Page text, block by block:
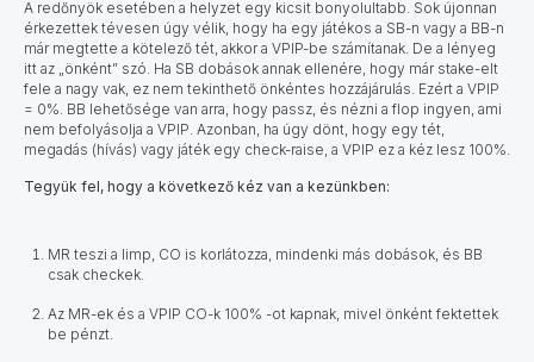
A redőnyök esetében a helyzet egy kicsit bonyolultabb. Sok újonnan
érkezettek tévesen úgy vélik, hogy ha egy játékos a SB-n vagy a BB-n
már megtette a kötelező tét, akkor a VPIP-be számítanak. De a lényeg
itt az „önként” szó. Ha SB dobások annak ellenére, hogy már stake-elt
fele a nagy vak, ez nem tekinthető önkéntes hozzájárulás. Ezért a VPIP
= 0%. BB lehetősége van arra, hogy passz, és nézni a flop ingyen, ami
nem befolyásolja a VPIP. Azonban, ha úgy dönt, hogy egy tét,
megadás (hívás) vagy játék egy check-raise, a VPIP ez a kéz lesz 100%.
Tegyük fel, hogy a következő kéz van a kezünkben:
MR teszi a limp, CO is korlátozza, mindenki más dobások, és BB
csak checkek.
Az MR-ek és a VPIP CO-k 100% -ot kapnak, mivel önként fektettek
be pénzt.